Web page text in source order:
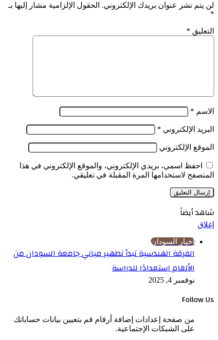
لن يتم نشر عنوان بريدك الإلكتروني. الحقول الإلزامية مشار إليها بـ
*
التعليق *
الاسم *
البريد الإلكتروني *
الموقع الإلكتروني
احفظ اسمي، بريدي الإلكتروني، والموقع الإلكتروني في هذا
المتصفح لاستخدامها المرة المقبلة في تعليقي.
شاهد أيضاً
إغلاق
اخبار السودان
الفرقة الهندسية تبدأ تطهير مباني جامعة السودان من
الألغام استعدادًا للدراسة
نوفمبر 4, 2025
Follow Us
من صفحة إعدادات إضافة أرقام قم بتعيين بيانات حساباتك
على الشبكات الإجتماعية.